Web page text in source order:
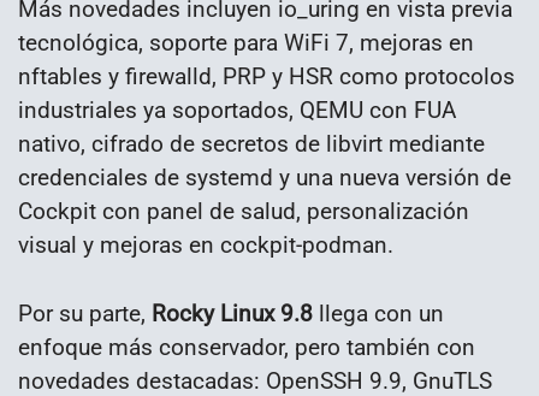
Más novedades incluyen io_uring en vista previa
tecnológica, soporte para WiFi 7, mejoras en
nftables y firewalld, PRP y HSR como protocolos
industriales ya soportados, QEMU con FUA
nativo, cifrado de secretos de libvirt mediante
credenciales de systemd y una nueva versión de
Cockpit con panel de salud, personalización
visual y mejoras en cockpit-podman.
Por su parte, Rocky Linux 9.8 llega con un
enfoque más conservador, pero también con
novedades destacadas: OpenSSH 9.9, GnuTLS